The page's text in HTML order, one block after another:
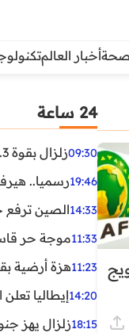
صحةأخبار العالم
24 ساعة
09:30زلزال بقوة 6.3 درجات يضرب جنوب الفلبين.. ولا تحذير من تسونامي حتى الآن
19:46رسميا..
14:33الصين ترفع
11:33موجة حر
11:23هزة أرضية بقوة 5.6 درجات
14:20إيطاليا تعلن التأهب
18:15زلزال يهز